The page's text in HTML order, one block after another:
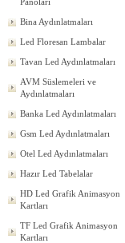
Bina Aydınlatmaları
Led Floresan Lambalar
Tavan Led Aydınlatmaları
AVM Süslemeleri ve
Aydınlatmaları
Banka Led Aydınlatmaları
Gsm Led Aydınlatmaları
Otel Led Aydınlatmaları
Hazır Led Tabelalar
HD Led Grafik Animasyon
Kartları
TF Led Grafik Animasyon
Kartları